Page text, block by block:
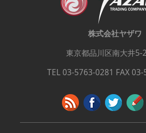
株式会社ヤザワ
東京都品川区南大井5-
TEL 03-5763-0281 FAX